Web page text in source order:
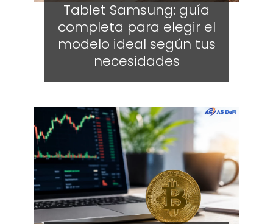
Tablet Samsung: guía
completa para elegir el
modelo ideal según tus
necesidades